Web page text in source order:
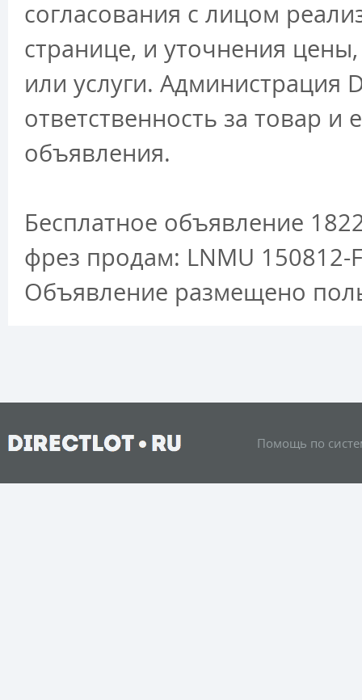
согласования с лицом
странице, и уточнения
или услуги. Администрация
ответственность за товар и
объявления.
Бесплатное объявление
фрез продам: LNMU 150812-
Объявление размещено
Помощь по